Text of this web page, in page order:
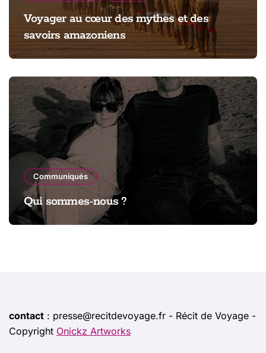
Voyager au cœur des mythes et des
savoirs amazoniens
Communiqués
Qui sommes-nous ?
contact : presse@recitdevoyage.fr - Récit de Voyage -
Copyright Onickz Artworks